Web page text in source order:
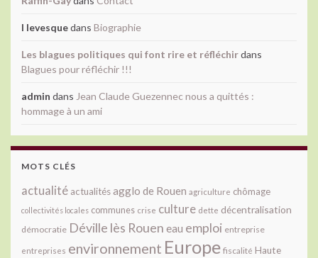
l levesquedans Biographie
Les blagues politiques qui font rire et réfléchirdans
Blagues pour réfléchir !!!
admin dans Jean Claude Guezennec nous a quittés :
hommage à un ami
MOTS CLÉS
actualité actualitésagglo de Rouen agriculture chômage
collectivités locales communes crise culture dette décentralisation
démocratie Déville lès Rouen eau emploi entreprise
entreprises environnement Europe fiscalité Haute